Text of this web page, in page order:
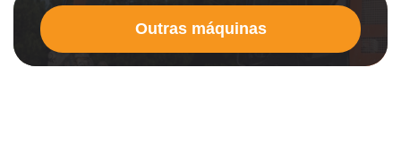
Outras máquinas